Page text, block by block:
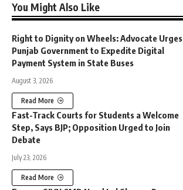
You Might Also Like
Right to Dignity on Wheels: Advocate Urges
Punjab Government to Expedite Digital
Payment System in State Buses
August 3, 2026
Read More
Fast-Track Courts for Students a Welcome
Step, Says BJP; Opposition Urged to Join
Debate
July 23, 2026
Read More